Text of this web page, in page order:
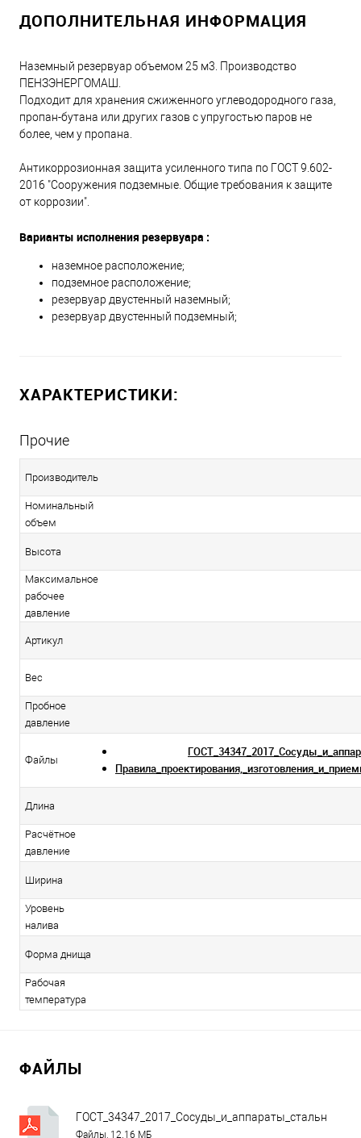
ДОПОЛНИТЕЛЬНАЯ ИНФОРМАЦИЯ
Наземный резервуар объемом 25 м3. Производство
ПЕНЗЭНЕРГОМАШ.
Подходит для хранения сжиженного углеводородного газа,
пропан-бутана или других газов с упругостью паров не
более, чем у пропана.
Антикоррозионная защита усиленного типа по ГОСТ 9.602-
2016 "Сооружения подземные. Общие требования к защите
от коррозии".
Варианты исполнения резервуара :
наземное расположение;
подземное расположение;
резервуар двустенный наземный;
резервуар двустенный подземный;
ХАРАКТЕРИСТИКИ:
Прочие
Производитель
Номинальный
объем
Высота
Максимальное
рабочее
давление
Артикул
Вес
Пробное
давление
Файлы
Длина
Расчётное
давление
Ширина
Уровень
налива
Форма днища
Рабочая
температура
ФАЙЛЫ
Файлы, 12.16 МБ